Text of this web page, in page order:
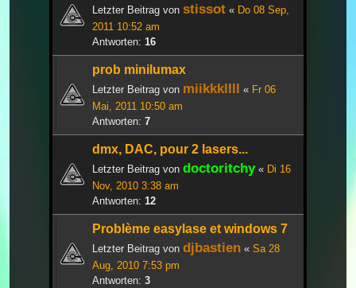
Letzter Beitrag von stissot « Do 08 Sep,
2011 10:52 am
Antworten: 16
prob minilumax
Letzter Beitrag von miikkkllll « Fr 06
Mai, 2011 10:50 am
Antworten: 7
dmx, DAC, pour 2 lasers...
Letzter Beitrag von doctoritchy« Di 16
Nov, 2010 3:38 am
Antworten: 12
Problème easylase et windows 7
Letzter Beitrag von djbastien « Sa 28
Aug, 2010 7:53 pm
Antworten: 3